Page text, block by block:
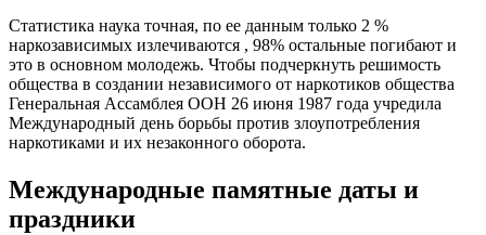
Статистика наука точная, по ее данным только 2 %
наркозависимых излечиваются , 98% остальные погибают и
это в основном молодежь. Чтобы подчеркнуть решимость
общества в создании независимого от наркотиков общества
Генеральная Ассамблея ООН 26 июня 1987 года учредила
Международный день борьбы против злоупотребления
наркотиками и их незаконного оборота.
Международные памятные даты и
праздники